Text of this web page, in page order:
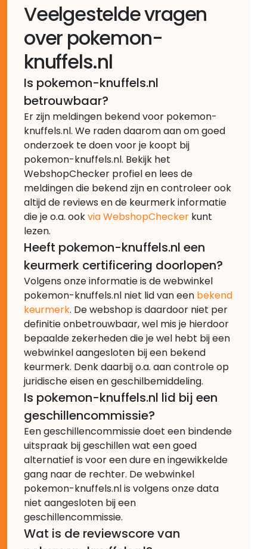
Veelgestelde vragen
over pokemon-
knuffels.nl
Is pokemon-knuffels.nl
betrouwbaar?
Er zijn meldingen bekend voor pokemon-
knuffels.nl. We raden daarom aan om goed
onderzoek te doen voor je koopt bij
pokemon-knuffels.nl. Bekijk het
WebshopChecker profiel en lees de
meldingen die bekend zijn en controleer ook
altijd de reviews en de keurmerk informatie
die je o.a. ookvia WebshopChecker kunt
lezen.
Heeft pokemon-knuffels.nl een
keurmerk certificering doorlopen?
Volgens onze informatie is de webwinkel
pokemon-knuffels.nl niet lid van een bekend
keurmerk. De webshop is daardoor niet per
definitie onbetrouwbaar, wel mis je hierdoor
bepaalde zekerheden die je wel hebt bij een
webwinkel aangesloten bij een bekend
keurmerk. Denk daarbij o.a. aan controle op
juridische eisen en geschilbemiddeling.
Is pokemon-knuffels.nl lid bij een
geschillencommissie?
Een geschillencommissie doet een bindende
uitspraak bij geschillen wat een goed
alternatief is voor een dure en ingewikkelde
gang naar de rechter. De webwinkel
pokemon-knuffels.nl is volgens onze data
niet aangesloten bij een
geschillencommissie.
Wat is de reviewscore van